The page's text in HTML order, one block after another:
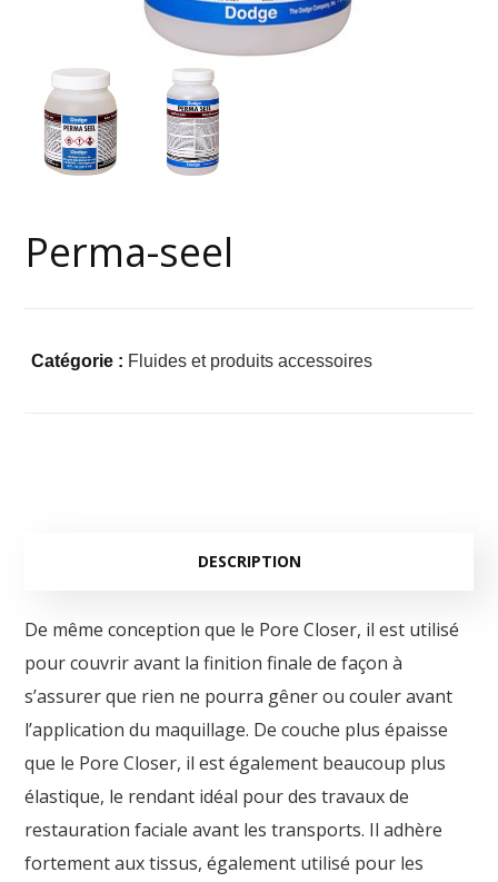
Perma-seel
Catégorie : Fluides et produits accessoires
DESCRIPTION
De même conception que le Pore Closer, il est utilisé
pour couvrir avant la finition finale de façon à
s’assurer que rien ne pourra gêner ou couler avant
l’application du maquillage. De couche plus épaisse
que le Pore Closer, il est également beaucoup plus
élastique, le rendant idéal pour des travaux de
restauration faciale avant les transports. Il adhère
fortement aux tissus, également utilisé pour les